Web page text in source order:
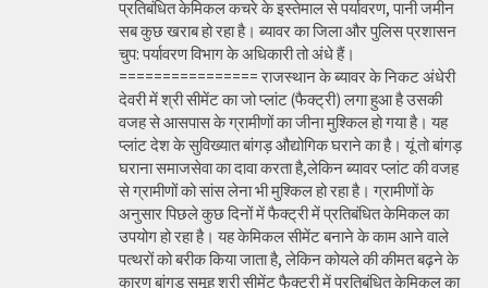
प्रतिबंधित केमिकल कचरे के इस्तेमाल से पर्यावरण, पानी जमीन
सब कुछ खराब हो रहा है। ब्यावर का जिला और पुलिस प्रशासन
चुप: पर्यावरण विभाग के अधिकारी तो अंधे हैं।
================ राजस्थान के ब्यावर के निकट अंधेरी
देवरी में श्री सीमेंट का जो प्लांट (फैक्ट्री) लगा हुआ है उसकी
वजह से आसपास के ग्रामीणों का जीना मुश्किल हो गया है। यह
प्लांट देश के सुविख्यात बांगड़ औद्योगिक घराने का है। यूं तो बांगड़
घराना समाजसेवा का दावा करता है,लेकिन ब्यावर प्लांट की वजह
से ग्रामीणों को सांस लेना भी मुश्किल हो रहा है। ग्रामीणों के
अनुसार पिछले कुछ दिनों में फैक्ट्री में प्रतिबंधित केमिकल का
उपयोग हो रहा है। यह केमिकल सीमेंट बनाने के काम आने वाले
पत्थरों को बरीक किया जाता है, लेकिन कोयले की कीमत बढ़ने के
कारण बांगड़ समूह श्री सीमेंट फैक्ट्री में प्रतिबंधित केमिकल का